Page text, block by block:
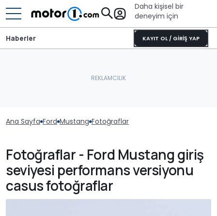
Daha kişisel bir
deneyim için
KAYIT OL / GİRİŞ YAP
Haberler
Ana Sayfa Ford Mustang Fotoğraflar
Fotoğraflar - Ford Mustang giriş
seviyesi performans versiyonu
casus fotoğraflar